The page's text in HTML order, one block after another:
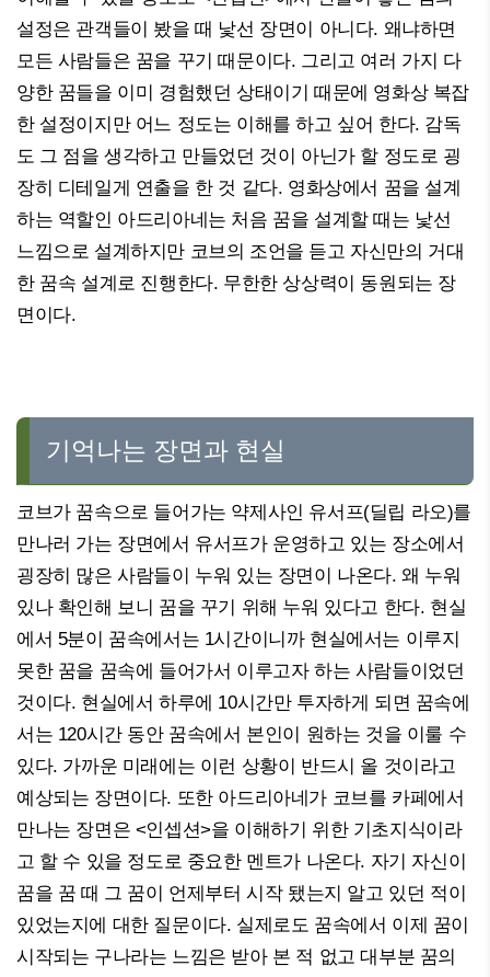
설정은 관객들이 봤을 때 낯선 장면이 아니다. 왜냐하면
모든 사람들은 꿈을 꾸기 때문이다. 그리고 여러 가지 다
양한 꿈들을 이미 경험했던 상태이기 때문에 영화상 복잡
한 설정이지만 어느 정도는 이해를 하고 싶어 한다. 감독
도 그 점을 생각하고 만들었던 것이 아닌가 할 정도로 굉
장히 디테일게 연출을 한 것 같다. 영화상에서 꿈을 설계
하는 역할인 아드리아네는 처음 꿈을 설계할 때는 낯선
느낌으로 설계하지만 코브의 조언을 듣고 자신만의 거대
한 꿈속 설계로 진행한다. 무한한 상상력이 동원되는 장
면이다.
기억나는 장면과 현실
코브가 꿈속으로 들어가는 약제사인 유서프(딜립 라오)를
만나러 가는 장면에서 유서프가 운영하고 있는 장소에서
굉장히 많은 사람들이 누워 있는 장면이 나온다. 왜 누워
있나 확인해 보니 꿈을 꾸기 위해 누워 있다고 한다. 현실
에서 5분이 꿈속에서는 1시간이니까 현실에서는 이루지
못한 꿈을 꿈속에 들어가서 이루고자 하는 사람들이었던
것이다. 현실에서 하루에 10시간만 투자하게 되면 꿈속에
서는 120시간 동안 꿈속에서 본인이 원하는 것을 이룰 수
있다. 가까운 미래에는 이런 상황이 반드시 올 것이라고
예상되는 장면이다. 또한 아드리아네가 코브를 카페에서
만나는 장면은 <인셉션>을 이해하기 위한 기초지식이라
고 할 수 있을 정도로 중요한 멘트가 나온다. 자기 자신이
꿈을 꿈 때 그 꿈이 언제부터 시작 됐는지 알고 있던 적이
있었는지에 대한 질문이다. 실제로도 꿈속에서 이제 꿈이
시작되는 구나라는 느낌은 받아 본 적 없고 대부분 꿈의